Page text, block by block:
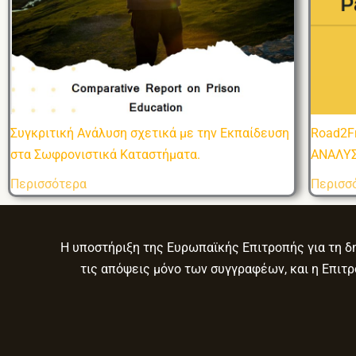
Συγκριτική Ανάλυση σχετικά με την Εκπαίδευση
στα Σωφρονιστικά Καταστήματα.
Περισσότερα
Η υποστήριξη της Ευρωπαϊκής Επιτροπής για τη
τις απόψεις μόνο των συγγραφέων, και η